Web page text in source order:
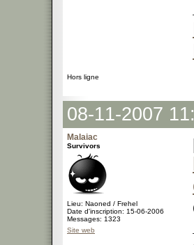
Hors ligne
08-11-2007
Malaiac
Survivors
Lieu: Naoned / Frehel
Date d'inscription: 15-06-2006
Messages: 1323
Site web